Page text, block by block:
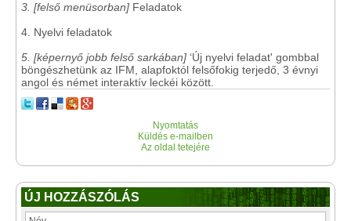
3. [felső menüsorban] Feladatok
4. Nyelvi feladatok
5. [képernyő jobb felső sarkában] ‘Új nyelvi feladat' gombbal
böngészhetünk az IFM, alapfoktól felsőfokig terjedő, 3 évnyi
angol és német interaktív leckéi között.
Nyomtatás
Küldés e-mailben
Az oldal tetejére
ÚJ HOZZÁSZÓLÁS